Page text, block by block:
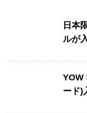
日本
ルが
YOW
ード)